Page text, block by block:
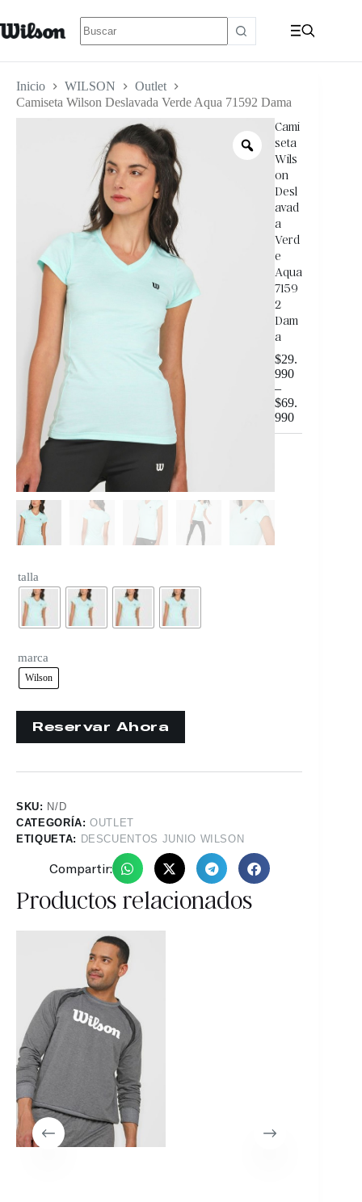
Inicio WILSON
Outlet
Camiseta Wilson Deslavada Verde Aqua 71592 Dama
Cami
seta
Wils
on
Desl
avad
a
Verd
e
Aqua
7159
2
Dam
a
$29.
990
–
$69.
990
talla
marca
Wilson
SKU: N/D
CATEGORÍA:OUTLET
ETIQUETA: DESCUENTOS JUNIO WILSON
Compartir:
Productos relacionados